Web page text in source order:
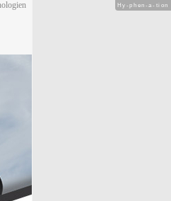
Hy-phen-a-tion